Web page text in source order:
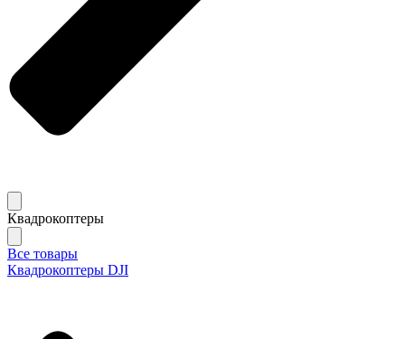
Квадрокоптеры
Все товары
Квадрокоптеры DJI